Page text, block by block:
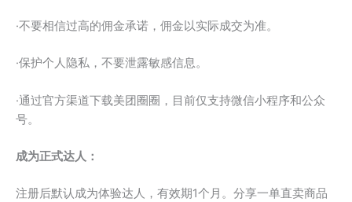
·不要相信过高的佣金承诺，佣金以实际成交为准。
·保护个人隐私，不要泄露敏感信息。
·通过官方渠道下载美团圈圈，目前仅支持微信小程序和公众
号。
成为正式达人：
注册后默认成为体验达人，有效期1个月。分享一单直卖商品